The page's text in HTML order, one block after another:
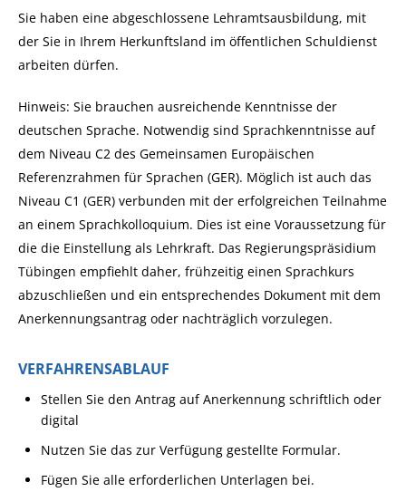
Sie haben eine abgeschlossene Lehramtsausbildung, mit
der Sie in Ihrem Herkunftsland im öffentlichen Schuldienst
arbeiten dürfen.
Hinweis: Sie brauchen ausreichende Kenntnisse der
deutschen Sprache. Notwendig sind Sprachkenntnisse auf
dem Niveau C2 des Gemeinsamen Europäischen
Referenzrahmen für Sprachen (GER). Möglich ist auch das
Niveau C1 (GER) verbunden mit der erfolgreichen Teilnahme
an einem Sprachkolloquium. Dies ist eine Voraussetzung für
die die Einstellung als Lehrkraft. Das Regierungspräsidium
Tübingen empfiehlt daher, frühzeitig einen Sprachkurs
abzuschließen und ein entsprechendes Dokument mit dem
Anerkennungsantrag oder nachträglich vorzulegen.
VERFAHRENSABLAUF
Stellen Sie den Antrag auf Anerkennung schriftlich oder
digital
Nutzen Sie das zur Verfügung gestellte Formular.
Fügen Sie alle erforderlichen Unterlagen bei.